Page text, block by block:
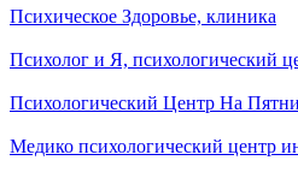
Психическое Здоровье, клиника
Психолог и Я, психологический
Психологический Центр На
Медико психологический центр